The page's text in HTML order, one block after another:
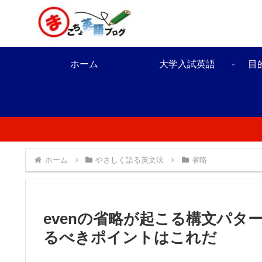
ホーム 大学入試英語 目
ホーム やさしく語る英文法 省略
evenの省略が起こる構文パタ
るべきポイントはこれだ